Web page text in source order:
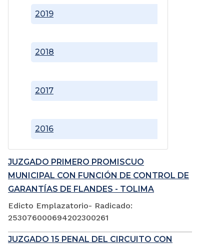
2016
2017
2018
2019
JUZGADO PRIMERO PROMISCUO
MUNICIPAL CON FUNCIÓN DE CONTROL DE
GARANTÍAS DE FLANDES - TOLIMA
Edicto Emplazatorio- Radicado:
253076000694202300261
JUZGADO 15 PENAL DEL CIRCUITO CON